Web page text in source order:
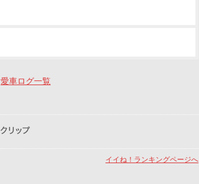
愛車ログ一覧
イイね！ランキングページへ